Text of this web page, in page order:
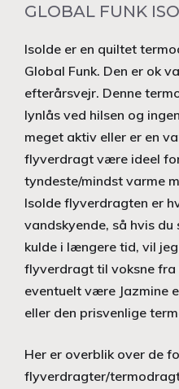
GLOBAL FUNK
Isolde er en quiltet
Global Funk. Den er ok
efterårsvejr. Denne
lynlås ved hilsen og
meget aktiv eller er en
flyverdragt være ideel
tyndeste/mindst varme
Isolde flyverdragten er
vandskyende, så hvis
kulde i længere tid, vil
flyverdragt til voksne fra
eventuelt være Jazmine
eller den prisvenlige
Her er overblik over de
flyverdragter/